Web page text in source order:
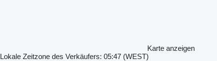
Karte anzeigen
Lokale Zeitzone des Verkäufers: 05:47 (WEST)